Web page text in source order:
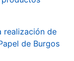
realización de
de Burgos